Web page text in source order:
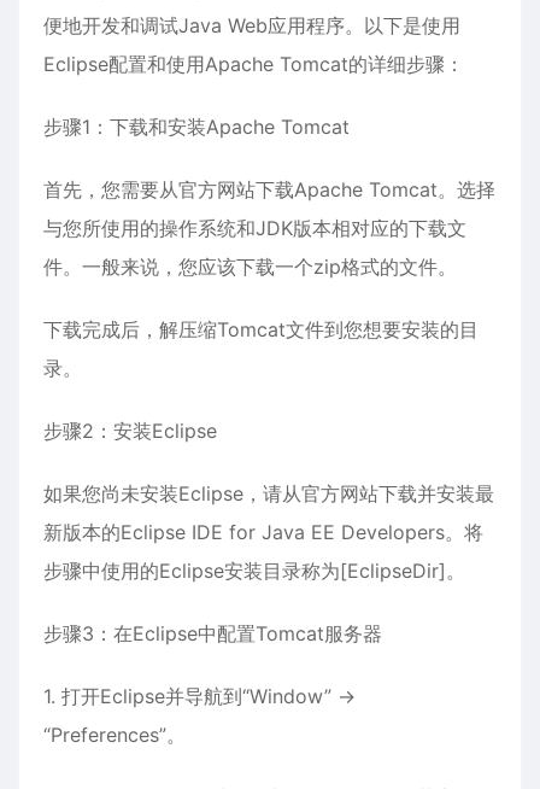
便地开发和调试Java Web应用程序。以下是使用
Eclipse配置和使用Apache Tomcat的详细步骤：
步骤1：下载和安装Apache Tomcat
首先，您需要从官方网站下载Apache Tomcat。选择
与您所使用的操作系统和JDK版本相对应的下载文
件。一般来说，您应该下载一个zip格式的文件。
下载完成后，解压缩Tomcat文件到您想要安装的目
录。
步骤2：安装Eclipse
如果您尚未安装Eclipse，请从官方网站下载并安装最
新版本的Eclipse IDE for Java EE Developers。将
步骤中使用的Eclipse安装目录称为[EclipseDir]。
步骤3：在Eclipse中配置Tomcat服务器
1. 打开Eclipse并导航到“Window” ->
“Preferences”。